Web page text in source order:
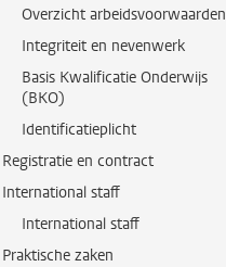
Overzicht arbeidsvoorwaarden
Integriteit en nevenwerk
Basis Kwalificatie Onderwijs
(BKO)
Identificatieplicht
Registratie en contract
International staff
International staff
Praktische zaken